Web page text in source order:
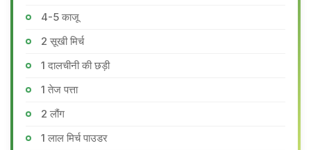
4-5 काजू
2 सूखी मिर्च
1 दालचीनी की छड़ी
1 तेज पत्ता
2 लौंग
1 लाल मिर्च पाउडर